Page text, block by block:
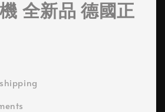
全新品 德國正